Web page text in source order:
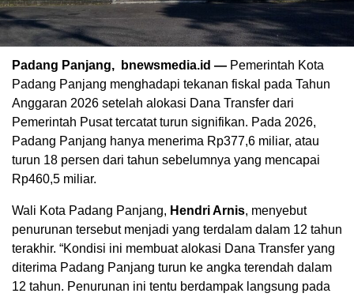
Padang Panjang, bnewsmedia.id — Pemerintah Kota
Padang Panjang menghadapi tekanan fiskal pada Tahun
Anggaran 2026 setelah alokasi Dana Transfer dari
Pemerintah Pusat tercatat turun signifikan. Pada 2026,
Padang Panjang hanya menerima Rp377,6 miliar, atau
turun 18 persen dari tahun sebelumnya yang mencapai
Rp460,5 miliar.
Wali Kota Padang Panjang, Hendri Arnis, menyebut
penurunan tersebut menjadi yang terdalam dalam 12 tahun
terakhir. “Kondisi ini membuat alokasi Dana Transfer yang
diterima Padang Panjang turun ke angka terendah dalam
12 tahun. Penurunan ini tentu berdampak langsung pada